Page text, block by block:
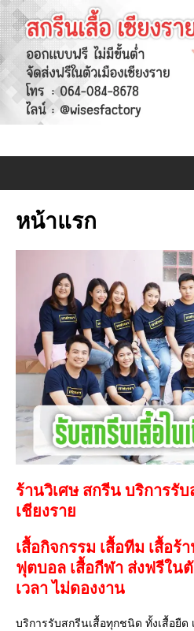
หน้าแรก
ร้านวิเศษ สกรีน บริการรั
เชียงราย
เสื้อกิจกรรม เสื้อทีม เสื้อร้
ฟุตบอล เสื้อกีฬา ส่งฟรีใน
เวลา ไม่ดองงาน
บริการรับสกรีนเสื้อทุกชนิด ทั้งเสื้อยืด